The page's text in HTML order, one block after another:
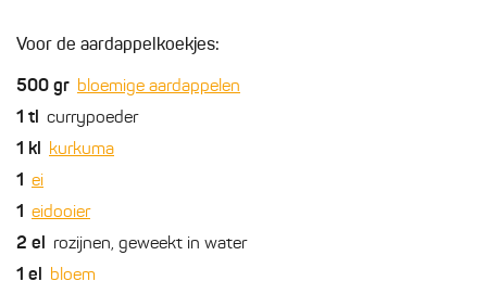
Voor de aardappelkoekjes:
500 gr bloemige aardappelen
1 tl currypoeder
1 kl kurkuma
1 ei
1 eidooier
2 el rozijnen, geweekt in water
1 el bloem